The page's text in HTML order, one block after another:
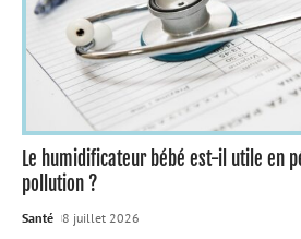
Le humidificateur bébé est-il utile en
pollution ?
Santé 8 juillet 2026